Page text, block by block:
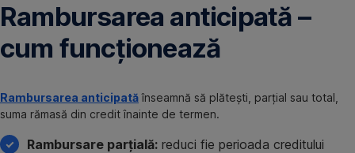
Rambursarea anticipată –
cum funcționează
Rambursarea anticipatăînseamnă să plătești, parțial sau total,
suma rămasă din credit înainte de termen.
Rambursare parțială: reduci fie perioada creditului